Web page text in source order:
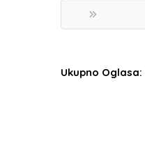
Ukupno Oglasa: